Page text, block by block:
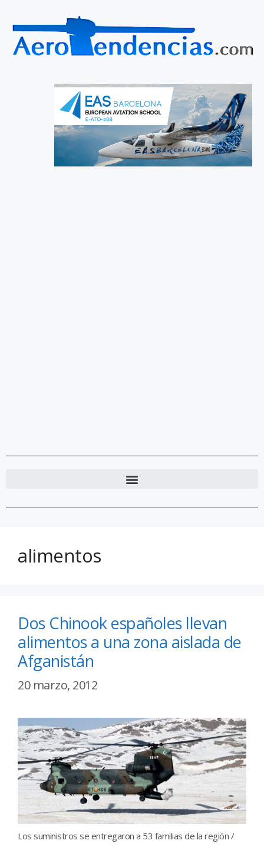
alimentos
Dos Chinook españoles llevan
alimentos a una zona aislada de
Afganistán
20 marzo, 2012
Los suministros se entregaron a 53 familias de la región /